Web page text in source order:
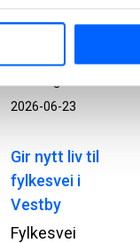
Add
2026-06-23
Gir nytt liv til
fylkesvei i
Vestby
Fylkesvei